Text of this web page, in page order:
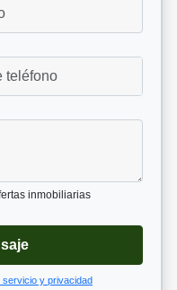
inmobiliarias
servicio y privacidad